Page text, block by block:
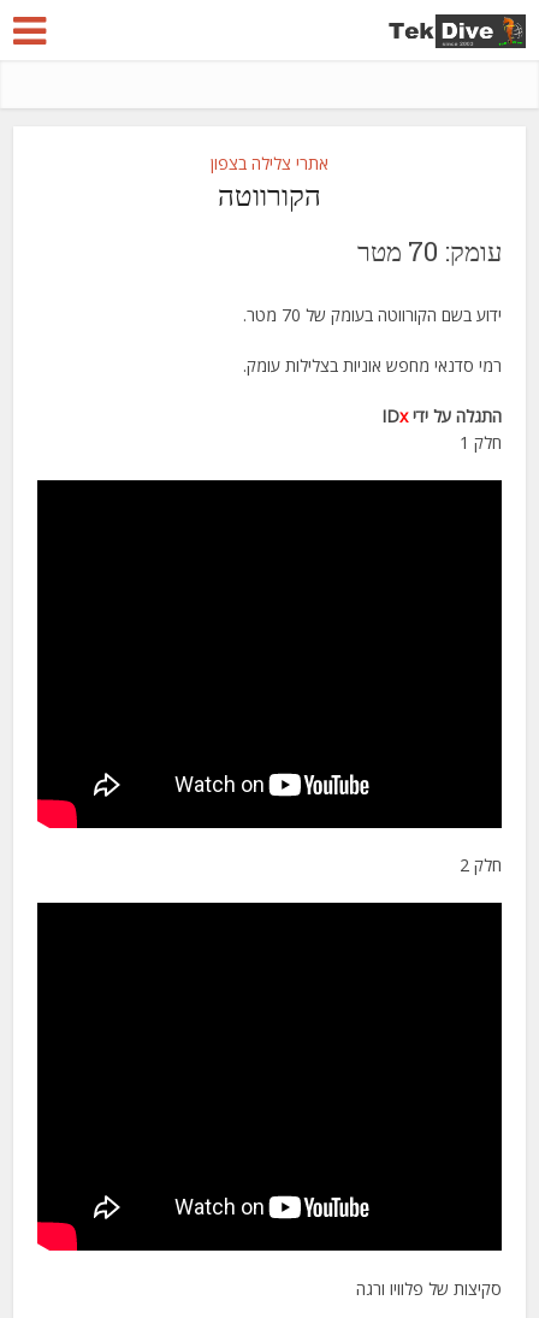
אתרי צלילה בצפון
הקורווטה
עומק: 70 מטר
ידוע בשם הקורווטה בעומק של 70 מטר.
רמי סדנאי מחפש אוניות בצלילות עומק.
התגלה על ידי IDx
חלק 1
חלק 2
סקיצות של פלוויו ורגה